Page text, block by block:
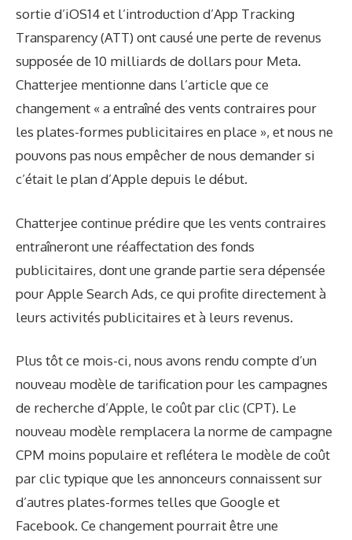
sortie d’iOS14 et l’introduction d’App Tracking
Transparency (ATT) ont causé une perte de revenus
supposée de 10 milliards de dollars pour Meta.
Chatterjee mentionne dans l’article que ce
changement « a entraîné des vents contraires pour
les plates-formes publicitaires en place », et nous ne
pouvons pas nous empêcher de nous demander si
c’était le plan d’Apple depuis le début.
Chatterjee continue prédire que les vents contraires
entraîneront une réaffectation des fonds
publicitaires, dont une grande partie sera dépensée
pour Apple Search Ads, ce qui profite directement à
leurs activités publicitaires et à leurs revenus.
Plus tôt ce mois-ci, nous avons rendu compte d’un
nouveau modèle de tarification pour les campagnes
de recherche d’Apple, le coût par clic (CPT). Le
nouveau modèle remplacera la norme de campagne
CPM moins populaire et reflétera le modèle de coût
par clic typique que les annonceurs connaissent sur
d’autres plates-formes telles que Google et
Facebook. Ce changement pourrait être une